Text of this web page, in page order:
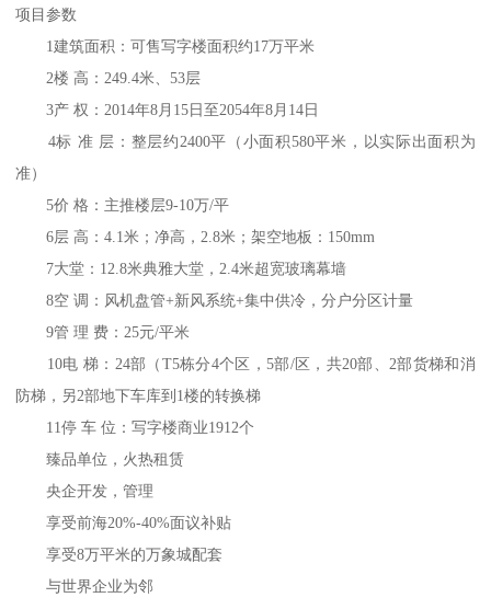
项目参数
1建筑面积：可售写字楼面积约17万平米
2楼 高：249.4米、53层
3产 权：2014年8月15日至2054年8月14日
4标 准 层：整层约2400平（小面积580平米，以实际出面积为
准）
5价 格：主推楼层9-10万/平
6层 高：4.1米；净高，2.8米；架空地板：150mm
7大堂：12.8米典雅大堂，2.4米超宽玻璃幕墙
8空 调：风机盘管+新风系统+集中供冷，分户分区计量
9管 理 费：25元/平米
10电 梯：24部（T5栋分4个区，5部/区，共20部、2部货梯和消
防梯，另2部地下车库到1楼的转换梯
11停 车 位：写字楼商业1912个
臻品单位，火热租赁
央企开发，管理
享受前海20%-40%面议补贴
享受8万平米的万象城配套
与世界企业为邻